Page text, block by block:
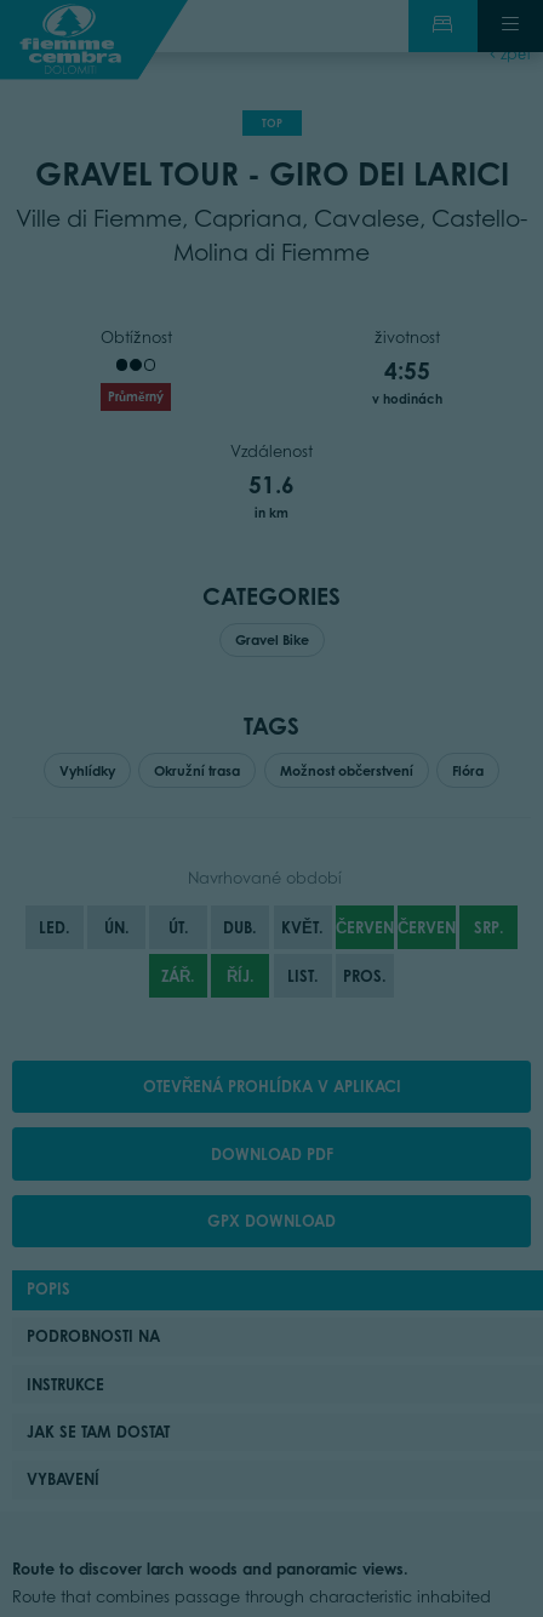
zpět
TOP
GRAVEL TOUR - GIRO DEI LARICI
Ville di Fiemme, Capriana, Cavalese, Castello-
Molina di Fiemme
Obtížnost
Průměrný
životnost
4:55
v hodinách
Vzdálenost
51.6
in km
CATEGORIES
Gravel Bike
TAGS
Vyhlídky Okružní trasa Možnost občerstvení Flóra
Navrhované období
LED. ÚN. ÚT. DUB. KVĚT. ČERVEN ČERVENECSRP.
ZÁŘ. ŘÍJ. LIST. PROS.
OTEVŘENÁ PROHLÍDKA V APLIKACI
DOWNLOAD PDF
GPX DOWNLOAD
POPIS
PODROBNOSTI NA
INSTRUKCE
JAK SE TAM DOSTAT
VYBAVENÍ
Route to discover larch woods and panoramic views.
Route that combines passage through characteristic inhabited